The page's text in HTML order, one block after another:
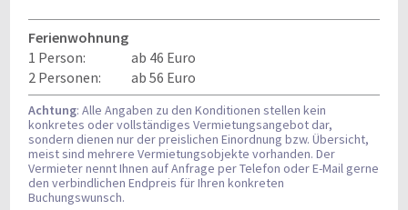
Ferienwohnung
1 Person:
ab 46 Euro
2 Personen:
ab 56 Euro
Achtung: Alle Angaben zu den Konditionen stellen kein
konkretes oder vollständiges Vermietungsangebot dar,
sondern dienen nur der preislichen Einordnung bzw. Übersicht,
meist sind mehrere Vermietungsobjekte vorhanden. Der
Vermieter nennt Ihnen auf Anfrage per Telefon oder E-Mail gerne
den verbindlichen Endpreis für Ihren konkreten
Buchungswunsch.